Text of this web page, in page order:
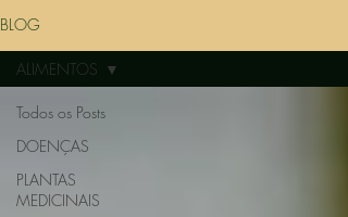
BLOG
Todos os Posts
DOENÇAS
PLANTAS
MEDICINAIS
ALIMENTOS